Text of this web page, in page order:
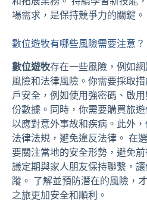
場需求，是保持競爭力的關鍵。
數位遊牧有哪些風險需要注意？
數位遊牧存在一些風險，例如
風險和法律風險。你需要採取
戶安全，例如使用強密碼、啟
份數據。同時，你需要購買旅遊
以應對意外事故和疾病。此外
法律法規，避免違反法律。 在
要關注當地的安全形勢，避免
議定期與家人朋友保持聯繫，
蹤。 了解並預防潛在的風險，
之旅更加安全和順利。